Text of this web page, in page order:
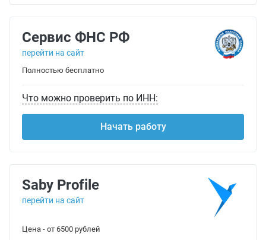
Сервис ФНС РФ
перейти на сайт
Полностью бесплатно
Что можно проверить по ИНН:
Начать работу
Saby Profile
перейти на сайт
Цена - от 6500 рублей